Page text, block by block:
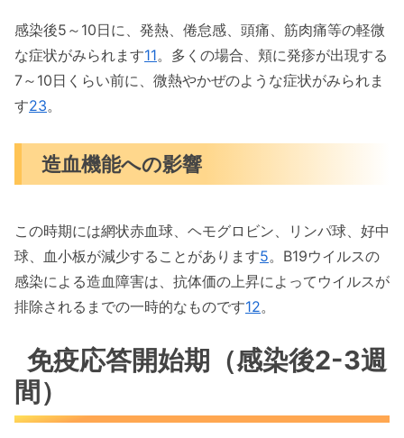
感染後5～10日に、発熱、倦怠感、頭痛、筋肉痛等の軽微
な症状がみられます11。多くの場合、頬に発疹が出現する
7～10日くらい前に、微熱やかぜのような症状がみられま
す23。
造血機能への影響
この時期には網状赤血球、ヘモグロビン、リンパ球、好中
球、血小板が減少することがあります5。B19ウイルスの
感染による造血障害は、抗体価の上昇によってウイルスが
排除されるまでの一時的なものです12。
免疫応答開始期（感染後2-3週
間）